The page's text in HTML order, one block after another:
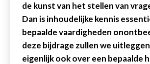
de kunst van het stellen van
Dan is inhoudelijke kennis
bepaalde vaardigheden
deze bijdrage zullen we
eigenlijk ook over een bepaalde